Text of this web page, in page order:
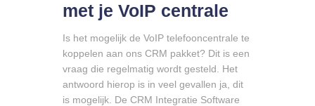
met je VoIP centrale
Is het mogelijk de VoIP telefooncentrale te
koppelen aan ons CRM pakket? Dit is een
vraag die regelmatig wordt gesteld. Het
antwoord hierop is in veel gevallen ja, dit
is mogelijk. De CRM Integratie Software